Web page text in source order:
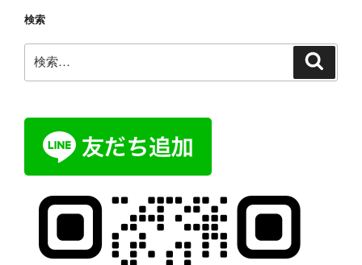
検索
索: